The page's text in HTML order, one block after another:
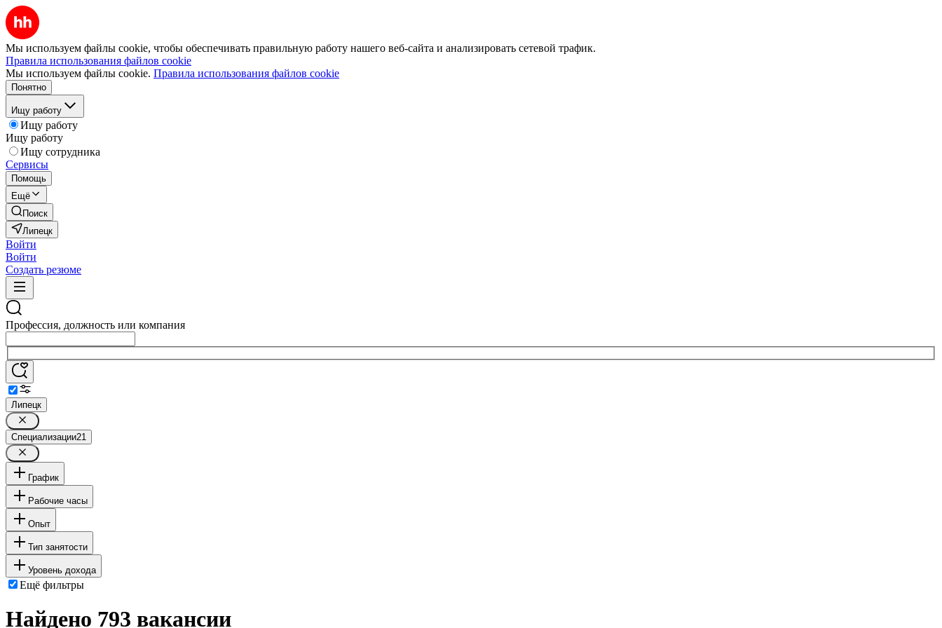
Мы используем файлы cookie, чтобы обеспечивать правильную работу нашего веб-сайта и анализировать сетевой трафик.
Правила использования файлов cookie
Мы используем файлы cookie. Правила использования файлов cookie
Понятно
Ищу работу
Ищу работу
Ищу работу
Ищу сотрудника
Сервисы
Помощь
Ещё
Поиск
Липецк
Войти
Войти
Создать резюме
Профессия, должность или компания
Липецк
Специализации21
График
Рабочие часы
Опыт
Тип занятости
Уровень дохода
Ещё фильтры
Найдено 793 вакансии